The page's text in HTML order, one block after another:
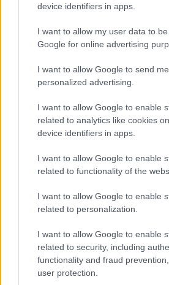
device identifiers in apps.
I want to allow my user data to
Google for online advertising
I want to allow Google to send me
personalized advertising.
I want to allow Google to enable
related to analytics like cookies
device identifiers in apps.
I want to allow Google to enable
related to functionality of the
I want to allow Google to enable
related to personalization.
I want to allow Google to enable
related to security, including
functionality and fraud
user protection.
DGT: el 11 de mayo entran
La DGT aprobó el año pasado un
AUTOMOVIL
Guía definitiva para
chinos en España con
Aprende a evaluar la calidad,